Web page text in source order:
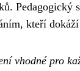
kteří
vhodné pro